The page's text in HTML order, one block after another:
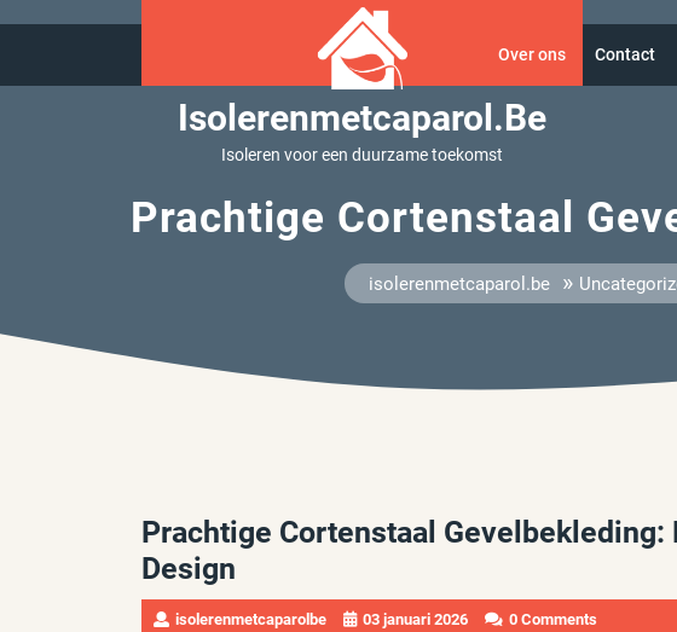
Isolerenmetcaparol.be
Isoleren voor een duurzame toekomst
Over ons Contact
Prachtige Cortenstaal
isolerenmetcaparol.be »
Prachtige Cortenstaal Gevelbekleding:
Design
isolerenmetcaparolbe 03 januari 2026 0 Comments